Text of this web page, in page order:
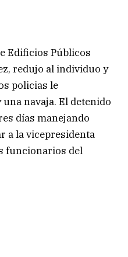
Edificios Públicos
redujo al individuo y
policias le
navaja. El detenido
días manejando
a la vicepresidenta
funcionarios del